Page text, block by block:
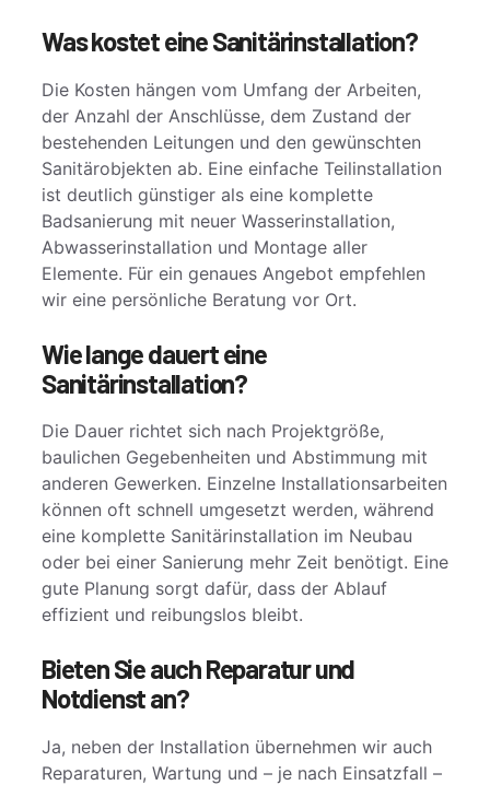
Was kostet eine Sanitärinstallation?
Die Kosten hängen vom Umfang der Arbeiten,
der Anzahl der Anschlüsse, dem Zustand der
bestehenden Leitungen und den gewünschten
Sanitärobjekten ab. Eine einfache Teilinstallation
ist deutlich günstiger als eine komplette
Badsanierung mit neuer Wasserinstallation,
Abwasserinstallation und Montage aller
Elemente. Für ein genaues Angebot empfehlen
wir eine persönliche Beratung vor Ort.
Wie lange dauert eine
Sanitärinstallation?
Die Dauer richtet sich nach Projektgröße,
baulichen Gegebenheiten und Abstimmung mit
anderen Gewerken. Einzelne Installationsarbeiten
können oft schnell umgesetzt werden, während
eine komplette Sanitärinstallation im Neubau
oder bei einer Sanierung mehr Zeit benötigt. Eine
gute Planung sorgt dafür, dass der Ablauf
effizient und reibungslos bleibt.
Bieten Sie auch Reparatur und
Notdienst an?
Ja, neben der Installation übernehmen wir auch
Reparaturen, Wartung und – je nach Einsatzfall –